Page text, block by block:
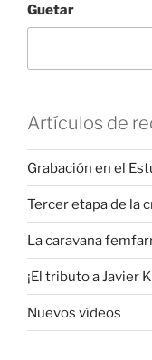
Guetar
Artículos de
Grabación en el
Tercer etapa de la
La caravana
¡El tributo a Javier
Nuevos vídeos